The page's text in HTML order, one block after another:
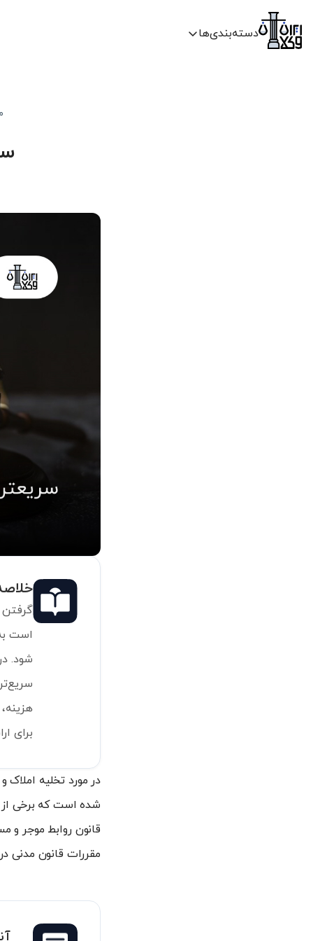
دسته‌بندی‌ها
خلاصه
گرفتن
است
شود.
برای
در مورد تخلیه
شده است که برخی از
قانون روابط موجر و
مقررات قانون مدنی